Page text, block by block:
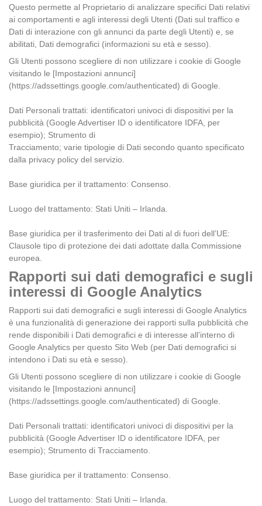
Questo permette al Proprietario di analizzare specifici Dati relativi
ai comportamenti e agli interessi degli Utenti (Dati sul traffico e
Dati di interazione con gli annunci da parte degli Utenti) e, se
abilitati, Dati demografici (informazioni su età e sesso).
Gli Utenti possono scegliere di non utilizzare i cookie di Google
visitando le [Impostazioni annunci]
(https://adssettings.google.com/authenticated) di Google.
Dati Personali trattati: identificatori univoci di dispositivi per la
pubblicità (Google Advertiser ID o identificatore IDFA, per
esempio); Strumento di
Tracciamento; varie tipologie di Dati secondo quanto specificato
dalla privacy policy del servizio.
Base giuridica per il trattamento: Consenso.
Luogo del trattamento: Stati Uniti – Irlanda.
Base giuridica per il trasferimento dei Dati al di fuori dell’UE:
Clausole tipo di protezione dei dati adottate dalla Commissione
europea.
Rapporti sui dati demografici e sugli
interessi di Google Analytics
Rapporti sui dati demografici e sugli interessi di Google Analytics
è una funzionalità di generazione dei rapporti sulla pubblicità che
rende disponibili i Dati demografici e di interesse all’interno di
Google Analytics per questo Sito Web (per Dati demografici si
intendono i Dati su età e sesso).
Gli Utenti possono scegliere di non utilizzare i cookie di Google
visitando le [Impostazioni annunci]
(https://adssettings.google.com/authenticated) di Google.
Dati Personali trattati: identificatori univoci di dispositivi per la
pubblicità (Google Advertiser ID o identificatore IDFA, per
esempio); Strumento di Tracciamento.
Base giuridica per il trattamento: Consenso.
Luogo del trattamento: Stati Uniti – Irlanda.